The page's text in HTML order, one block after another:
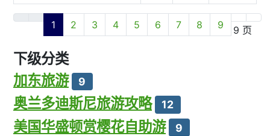
文章列表
第 1 页 共 9 页
1 2 3 4 5 6 7 8 9
下级分类
加东旅游
9
奥兰多迪斯尼旅游攻略 12
美国华盛顿赏樱花自助游 9